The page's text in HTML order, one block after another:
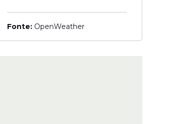
Fonte: OpenWeather